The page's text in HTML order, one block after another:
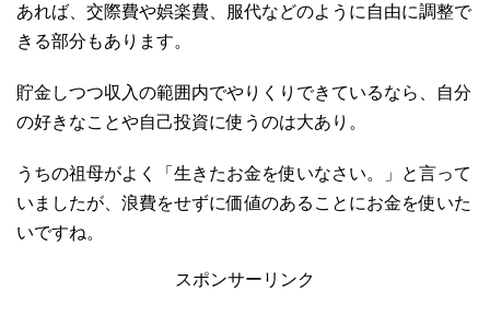
あれば、交際費や娯楽費、服代などのように自由に調整で
きる部分もあります。
貯金しつつ収入の範囲内でやりくりできているなら、自分
の好きなことや自己投資に使うのは大あり。
うちの祖母がよく「生きたお金を使いなさい。」と言って
いましたが、浪費をせずに価値のあることにお金を使いた
いですね。
スポンサーリンク